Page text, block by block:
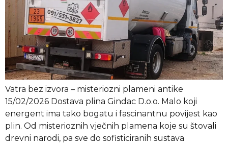
Vatra bez izvora – misteriozni plameni antike
15/02/2026 Dostava plina Gindac D.o.o. Malo koji
energent ima tako bogatu i fascinantnu povijest kao
plin. Od misterioznih vječnih plamena koje su štovali
drevni narodi, pa sve do sofisticiranih sustava